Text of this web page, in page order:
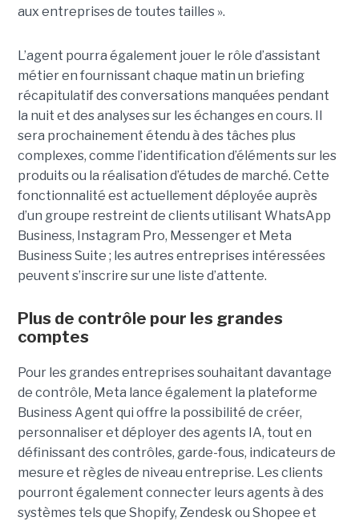
aux entreprises de toutes tailles ».
L’agent pourra également jouer le rôle d’assistant
métier en fournissant chaque matin un briefing
récapitulatif des conversations manquées pendant
la nuit et des analyses sur les échanges en cours. Il
sera prochainement étendu à des tâches plus
complexes, comme l’identification d’éléments sur les
produits ou la réalisation d’études de marché. Cette
fonctionnalité est actuellement déployée auprès
d’un groupe restreint de clients utilisant WhatsApp
Business, Instagram Pro, Messenger et Meta
Business Suite ; les autres entreprises intéressées
peuvent s’inscrire sur une liste d’attente.
Plus de contrôle pour les grandes
comptes
Pour les grandes entreprises souhaitant davantage
de contrôle, Meta lance également la plateforme
Business Agent qui offre la possibilité de créer,
personnaliser et déployer des agents IA, tout en
définissant des contrôles, garde-fous, indicateurs de
mesure et règles de niveau entreprise. Les clients
pourront également connecter leurs agents à des
systèmes tels que Shopify, Zendesk ou Shopee et